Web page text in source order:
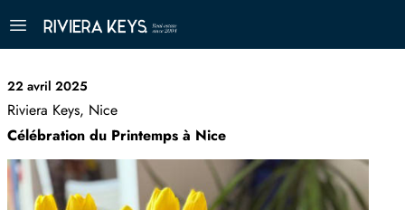
22 avril 2025
Riviera Keys, Nice
Célébration du Printemps à Nice